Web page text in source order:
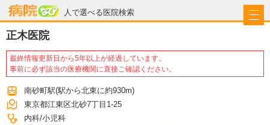
人で選べる医院検索
病院なび
正木医院
最終情報更新日から5年以上が経過しています。
事前に必ず該当の医療機関に直接ご確認ください。
南砂町駅(駅から北東に約930m)
東京都江東区北砂7丁目1-25
内科 小児科